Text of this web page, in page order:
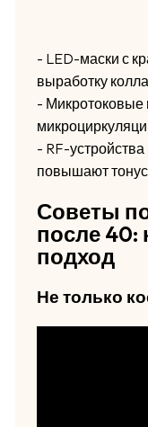
- LED-маски с
выработку
-
- RF-
повышают
Советы
после 40:
подход
Не только